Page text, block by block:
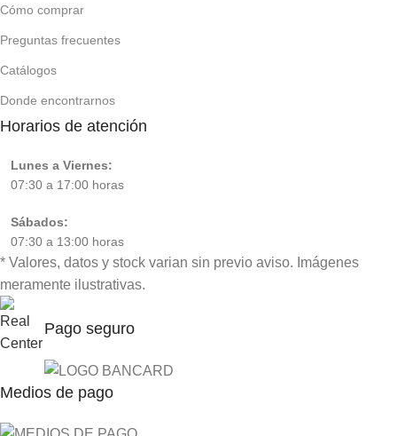
Cómo comprar
Preguntas frecuentes
Catálogos
Donde encontrarnos
Horarios de atención
Lunes a Viernes:
07:30 a 17:00 horas
Sábados:
07:30 a 13:00 horas
* Valores, datos y stock varian sin previo aviso. Imágenes
meramente ilustrativas.
Pago seguro
Medios de pago